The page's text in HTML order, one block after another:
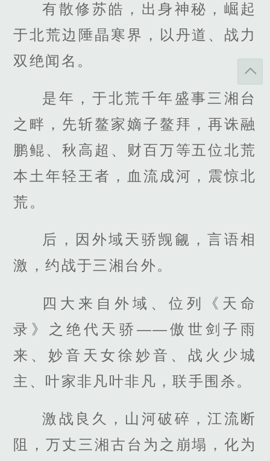
有散修苏皓，出身神秘，崛起
于北荒边陲晶寒界，以丹道、战力
双绝闻名。
是年，于北荒千年盛事三湘台
之畔，先斩鳌家嫡子鳌拜，再诛融
鹏鲲、秋高超、财百万等五位北荒
本土年轻王者，血流成河，震惊北
荒。
后，因外域天骄觊觎，言语相
激，约战于三湘台外。
四大来自外域、位列《天命
录》之绝代天骄——傲世剑子雨
来、妙音天女徐妙音、战火少城
主、叶家非凡叶非凡，联手围杀。
激战良久，山河破碎，江流断
阻，万丈三湘古台为之崩塌，化为